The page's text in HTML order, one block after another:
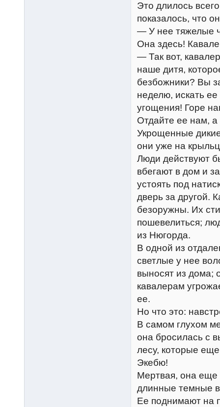
Это длилось
показалось, что
— У нее тяжелые
Она здесь!
— Так вот,
наше дитя,
безбожники? Вы
неделю, искать
угощения! Горе
Отдайте ее нам,
Укрощенные
они уже на
Люди действуют
вбегают в дом и
устоять под
дверь за другой.
безоружны. Их
пошевелиться;
из Нюгорда.
В одной из
светлые у нее
выносят из дома;
кавалерам
ее.
Но что это:
В самом глухом
она бросилась с
лесу, которые
Экебю!
Мертвая, она еще
длинные темные
Ее поднимают на